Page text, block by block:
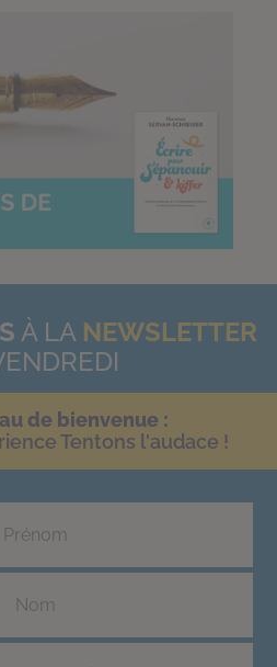
À LA NEWSLETTER
de bienvenue :
Tentons l'audace !